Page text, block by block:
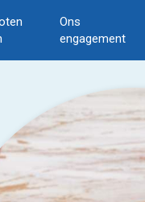
Ons
engagement